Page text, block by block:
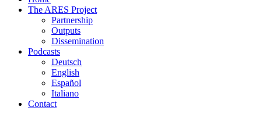
The ARES Project
Partnership
Outputs
Dissemination
Podcasts
Deutsch
English
Español
Italiano
Contact